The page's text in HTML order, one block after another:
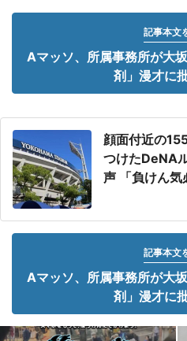
記事本文
Aマッソ、所属事務所が大
剤」漫才に
顔面付近の
つけたDeNA
声 「負けん気
記事本文
Aマッソ、所属事務所が大
剤」漫才に